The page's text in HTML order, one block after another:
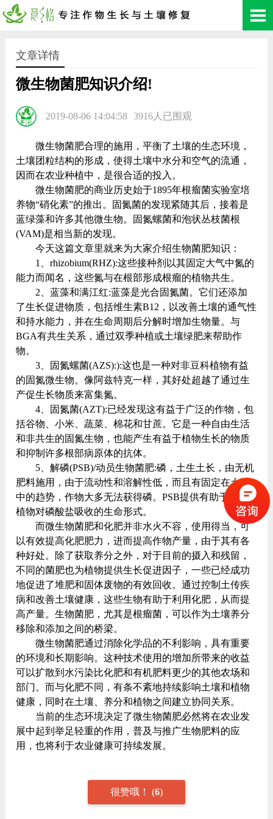
文章详情
微生物菌肥知识介绍!
2019-08-06 14:04:58 3916人已围观
微生物菌肥合理的施用，平衡了土壤的生态环境，
土壤团粒结构的形成，使得土壤中水分和空气的流通，
因而在农业种植中，是很合适的投入。
微生物菌肥的商业历史始于1895年根瘤菌实验室培
养物“硝化素”的推出。固氮菌的发现紧随其后，接着是
蓝绿藻和许多其他微生物。固氮螺菌和泡状丛枝菌根
(VAM)是相当新的发现。
今天这篇文章里就来为大家介绍生物菌肥知识：
1、rhizobium(RHZ):这些接种剂以其固定大气中氮的
能力而闻名，这些氮与在根部形成根瘤的植物共生。
2、蓝藻和满江红:蓝藻是光合固氮菌。它们还添加
了生长促进物质，包括维生素B12，以改善土壤的通气性
和持水能力，并在生命周期后分解时增加生物量。与
BGA有共生关系，通过双季种植或土壤绿肥来帮助作
物。
3、固氮螺菌(AZS):):这也是一种对非豆科植物有益
的固氮微生物。像阿兹特克一样，其好处超越了通过生
产促生长物质来富集氮。
4、固氮菌(AZT):已经发现这有益于广泛的作物，包
括谷物、小米、蔬菜、棉花和甘蔗。它是一种自由生活
和非共生的固氮生物，也能产生有益于植物生长的物质
和抑制许多根部病原体的抗体。
5、解磷(PSB)/动员生物菌肥:磷，土生土长，由无机
肥料施用，由于流动性和溶解性低，而且有固定在土壤
中的趋势，作物大多无法获得磷。PSB提供有助于提高
植物对磷酸盐吸收的生命形式。
而微生物菌肥和化肥并非水火不容，使用得当，可
以有效提高化肥肥力，进而提高作物产量，由于其有各
种好处。除了获取养分之外，对于目前的摄入和残留，
不同的菌肥也为植物提供生长促进因子，一些已经成功
地促进了堆肥和固体废物的有效回收。通过控制土传疾
病和改善土壤健康，这些生物有助于利用化肥，从而提
高产量。生物菌肥，尤其是根瘤菌，可以作为土壤养分
移除和添加之间的桥梁。
微生物菌肥通过消除化学品的不利影响，具有重要
的环境和长期影响。这种技术使用的增加所带来的收益
可以扩散到水污染比化肥和有机肥料更少的其他农场和
部门。而与化肥不同，有条不紊地持续影响土壤和植物
健康，同时在土壤、养分和植物之间建立协同关系。
当前的生态环境决定了微生物菌肥必然将在农业发
展中起到举足轻重的作用，普及与推广生物肥料的应
用，也将利于农业健康可持续发展。
很赞哦！ (6)